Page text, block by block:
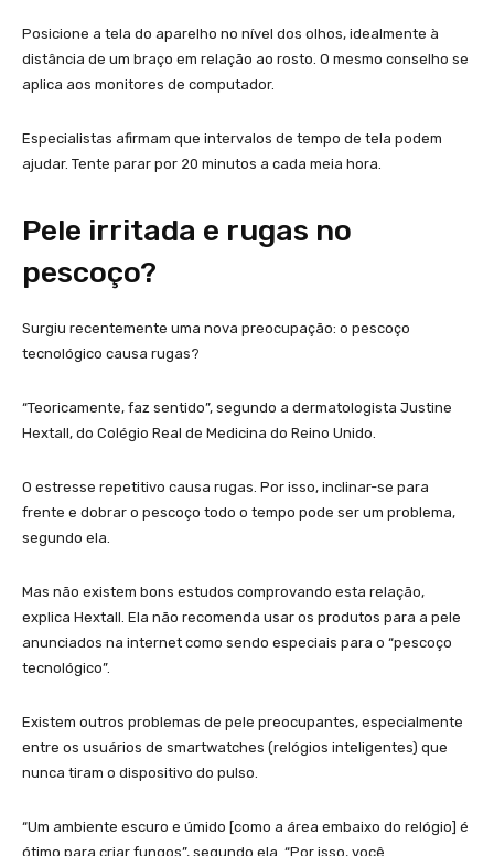
Posicione a tela do aparelho no nível dos olhos, idealmente à
distância de um braço em relação ao rosto. O mesmo conselho se
aplica aos monitores de computador.
Especialistas afirmam que intervalos de tempo de tela podem
ajudar. Tente parar por 20 minutos a cada meia hora.
Pele irritada e rugas no
pescoço?
Surgiu recentemente uma nova preocupação: o pescoço
tecnológico causa rugas?
“Teoricamente, faz sentido”, segundo a dermatologista Justine
Hextall, do Colégio Real de Medicina do Reino Unido.
O estresse repetitivo causa rugas. Por isso, inclinar-se para
frente e dobrar o pescoço todo o tempo pode ser um problema,
segundo ela.
Mas não existem bons estudos comprovando esta relação,
explica Hextall. Ela não recomenda usar os produtos para a pele
anunciados na internet como sendo especiais para o “pescoço
tecnológico”.
Existem outros problemas de pele preocupantes, especialmente
entre os usuários de smartwatches (relógios inteligentes) que
nunca tiram o dispositivo do pulso.
“Um ambiente escuro e úmido [como a área embaixo do relógio] é
ótimo para criar fungos”, segundo ela. “Por isso, você